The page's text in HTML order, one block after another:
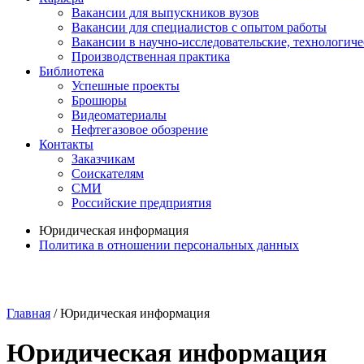
Вакансии для выпускников вузов
Вакансии для специалистов с опытом работы
Вакансии в научно-исследовательские,
Производственная практика
Библиотека
Успешные проекты
Брошюры
Видеоматериалы
Нефтегазовое обозрение
Контакты
Заказчикам
Соискателям
СМИ
Российские предприятия
Юридическая информация
Политика в отношении персональных данных
Главная /Юридическая информация
Юридическая информация